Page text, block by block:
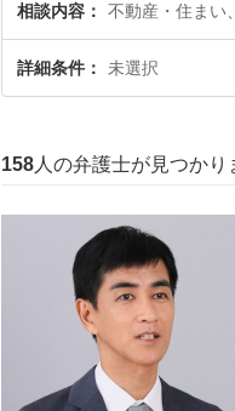
相談内容 不動産・住まい
詳細条件 未選択
158 人の弁護士が見つかり